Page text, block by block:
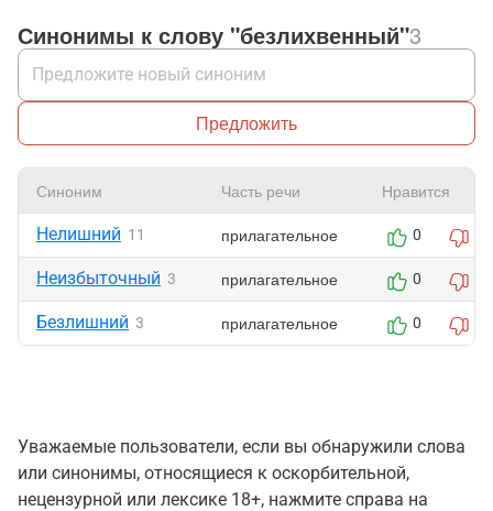
Синонимы к слову "безлихвенный"3
Предложить
Синоним Часть речи Нравится
Нелишний 11 прилагательное 0
Неизбыточный 3 прилагательное 0
Безлишний 3 прилагательное 0
Уважаемые пользователи, если вы обнаружили слова
или синонимы, относящиеся к оскорбительной,
нецензурной или лексике 18+, нажмите справа на